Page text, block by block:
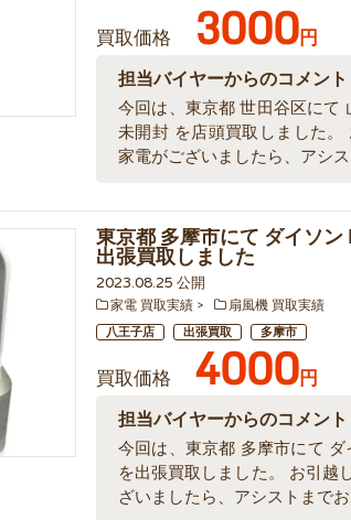
買取価格 3000円
担当バイヤーからのコメント
今回は、東京都 世田谷区にて
未開封 を店頭買取しました。
家電がございましたら、アシ
東京都 多摩市にて ダイソ
出張買取しました
2023.08.25 公開
家電 買取実績 扇風機 買取実績
八王子店 出張買取 多摩市
買取価格 4000円
担当バイヤーからのコメント
今回は、東京都 多摩市にて
を出張買取しました。 お引越
ざいましたら、アシストまでお